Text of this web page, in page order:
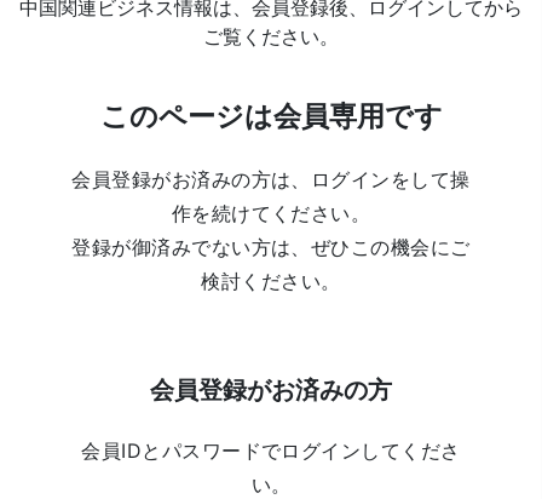
中国関連ビジネス情報は、会員登録後、ログインしてから
ご覧ください。
このページは会員専用です
会員登録がお済みの方は、ログインをして操
作を続けてください。
登録が御済みでない方は、ぜひこの機会にご
検討ください。
会員登録がお済みの方
会員IDとパスワードでログインしてくださ
い。